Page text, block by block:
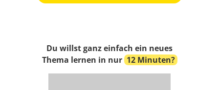
Du willst ganz einfach ein neues
Thema lernen in nur 12 Minuten?